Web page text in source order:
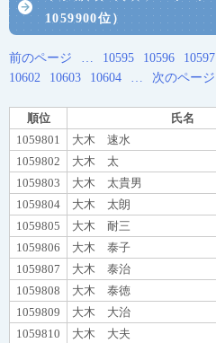
1059900位）
前のページ … 10595 10596 10597
10602
10603 10604 … 次のページ
順位 氏名
1059801
大木 速水
1059802
大木 太
1059803
大木 太貴男
1059804
大木 太朗
1059805
大木 耐三
1059806
大木 泰子
1059807
大木 泰治
1059808
大木 泰徳
1059809
大木 大治
1059810
大木 大夫